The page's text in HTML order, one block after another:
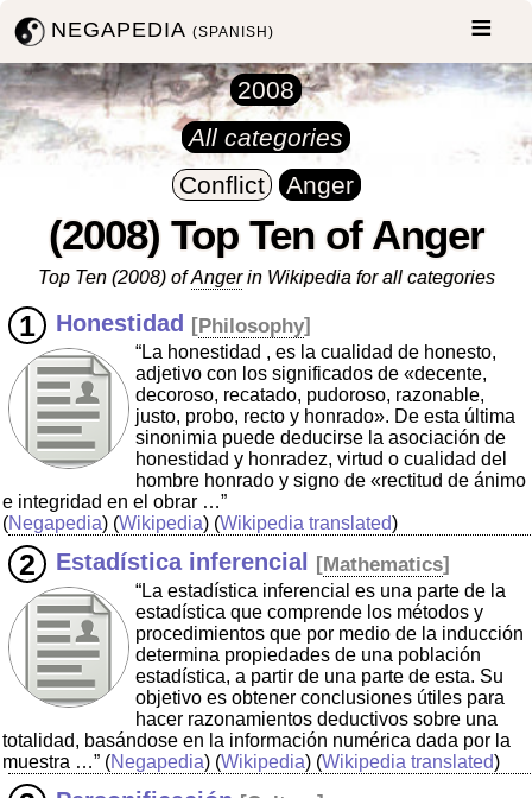
NEGAPEDIA(SPANISH)
2008
All categories
Conflict
Anger
(2008) Top Ten of Anger
Top Ten (2008) ofAngerin Wikipedia for all categories
Honestidad [Philosophy]
“La honestidad , es la cualidad de honesto,
adjetivo con los significados de «decente,
decoroso, recatado, pudoroso, razonable,
justo, probo, recto y honrado». De esta última
sinonimia puede deducirse la asociación de
honestidad y honradez, virtud o cualidad del
hombre honrado y signo de «rectitud de ánimo
e integridad en el obrar …”
(Negapedia) (Wikipedia) (Wikipedia translated)
Estadística inferencial [Mathematics]
“La estadística inferencial es una parte de la
estadística que comprende los métodos y
procedimientos que por medio de la inducción
determina propiedades de una población
estadística, a partir de una parte de esta. Su
objetivo es obtener conclusiones útiles para
hacer razonamientos deductivos sobre una
totalidad, basándose en la información numérica dada por la
muestra …” (Negapedia) (Wikipedia) (Wikipedia translated)